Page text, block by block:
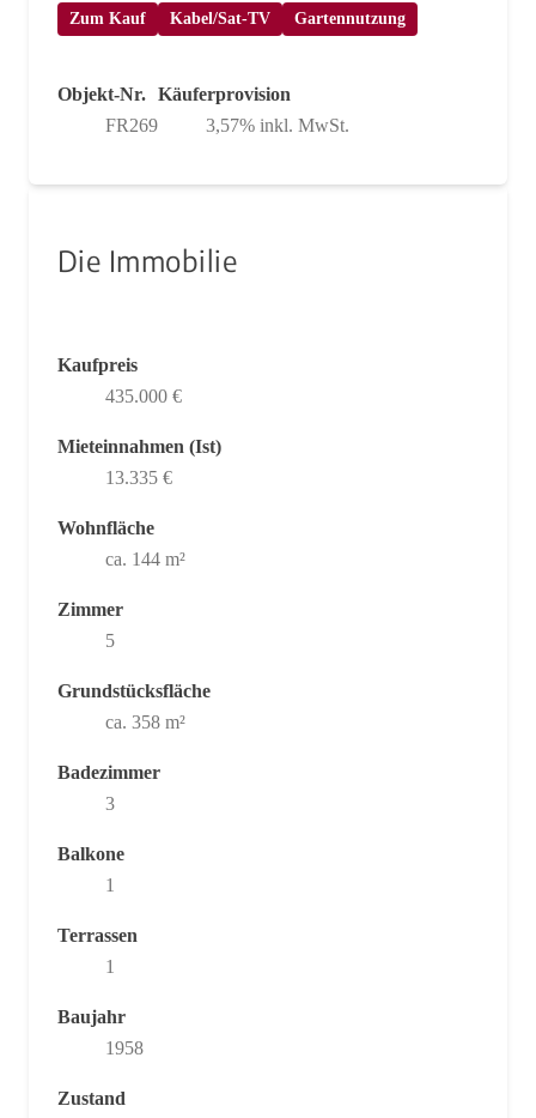
Zum Kauf Kabel/Sat-TV Gartennutzung
Objekt-Nr.
FR269
Käuferprovision
3,57% inkl. MwSt.
Die Immobilie
Kaufpreis
435.000 €
Mieteinnahmen (Ist)
13.335 €
Wohnfläche
ca. 144 m²
Zimmer
5
Grundstücksfläche
ca. 358 m²
Badezimmer
3
Balkone
1
Terrassen
1
Baujahr
1958
Zustand